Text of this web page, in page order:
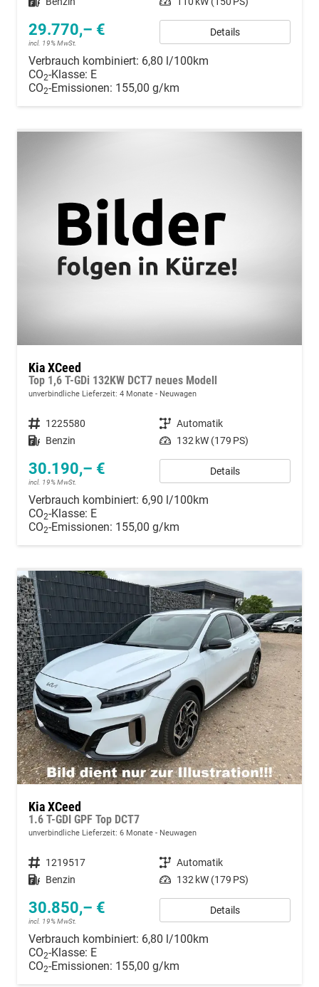
29.770,– €
incl. 19% MwSt.
Details
Verbrauch kombiniert: 6,80 l/100km
CO2-Klasse: E
CO2-Emissionen: 155,00 g/km
Kia XCeed
Top 1,6 T-GDi 132KW DCT7 neues Modell
unverbindliche Lieferzeit: 4 Monate Neuwagen
Fahrzeugnummer 1225580 Getriebe Automatik
Kraftstoff Benzin Leistung 132 kW (179 PS)
30.190,– €
incl. 19% MwSt.
Details
Verbrauch kombiniert: 6,90 l/100km
CO2-Klasse: E
CO2-Emissionen: 155,00 g/km
Kia XCeed
1.6 T-GDI GPF Top DCT7
unverbindliche Lieferzeit: 6 Monate Neuwagen
Fahrzeugnummer 1219517 Getriebe Automatik
Kraftstoff Benzin Leistung 132 kW (179 PS)
30.850,– €
incl. 19% MwSt.
Details
Verbrauch kombiniert: 6,80 l/100km
CO2-Klasse: E
CO2-Emissionen: 155,00 g/km